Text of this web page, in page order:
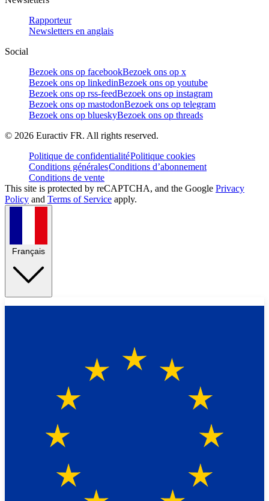
Rapporteur
Newsletters en anglais
Social
Bezoek ons op facebookBezoek ons op x
Bezoek ons op linkedinBezoek ons op youtube
Bezoek ons op rss-feedBezoek ons op instagram
Bezoek ons op mastodonBezoek ons op telegram
Bezoek ons op blueskyBezoek ons op threads
© 2026 Euractiv FR. All rights reserved.
Politique de confidentialitéPolitique cookies
Conditions généralesConditions d’abonnement
Conditions de vente
This site is protected by reCAPTCHA, and the Google Privacy
Policy and Terms of Service apply.
Français